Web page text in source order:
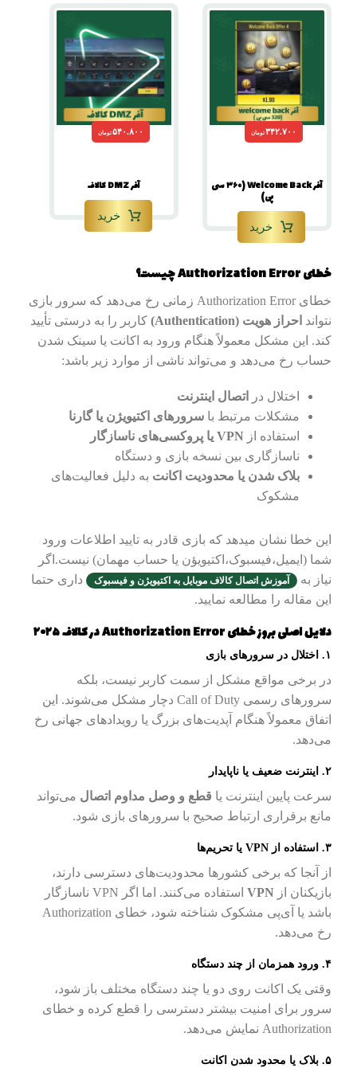
آفر Welcome Back (۳۶۰ سی
پی)
۳۴۲.۷۰۰تومان
خرید
آفر DMZ کالاف
۵۴۰.۸۰۰تومان
خرید
خطای Authorization Error چیست؟
خطای Authorization Error زمانی رخ می‌دهد که سرور بازی
نتواند احراز هویت (Authentication)
کاربر را به درستی تأیید
کند. این مشکل معمولاً هنگام ورود به اکانت یا سینک شدن
حساب رخ می‌دهد و می‌تواند ناشی از موارد زیر باشد:
اختلال در
اتصال اینترنت
مشکلات مرتبط باسرورهای اکتیویژن یا گارنا
استفاده ازVPN یا پروکسی‌های ناسازگار
ناسازگاری بین نسخه بازی و دستگاه
بلاک شدن یا محدودیت اکانت به دلیل فعالیت‌های
مشکوک
این خطا نشان میدهد که بازی قادر به تایید اطلاعات ورود
شما (ایمیل،فیسبوک،اکتیویؤن یا حساب مهمان) نیست.اگر
نیاز به
آموزش اتصال کالاف موبایل به اکتیویژن و فیسبوک
داری حتما
این مقاله را مطالعه نمایید.
دلایل اصلی بروز خطای Authorization Error در کالاف ۲۰۲۵
۱. اختلال در سرورهای بازی
در برخی مواقع مشکل از سمت کاربر نیست، بلکه
سرورهای رسمی Call of Duty دچار مشکل می‌شوند. این
اتفاق معمولاً هنگام آپدیت‌های بزرگ یا رویدادهای جهانی رخ
می‌دهد.
۲. اینترنت ضعیف یا ناپایدار
سرعت پایین اینترنت یا قطع و وصل مداوم اتصال می‌تواند
مانع برقراری ارتباط صحیح با سرورهای بازی شود.
۳. استفاده از VPN یا تحریم‌ها
از آنجا که برخی کشورها محدودیت‌های دسترسی دارند،
بازیکنان ازVPN
استفاده می‌کنند. اما اگر VPN ناسازگار
باشد یا آی‌پی مشکوک شناخته شود، خطای Authorization
رخ می‌دهد.
۴. ورود همزمان از چند دستگاه
وقتی یک اکانت روی دو یا چند دستگاه مختلف باز شود،
سرور برای امنیت بیشتر دسترسی را قطع کرده و خطای
Authorization نمایش می‌دهد.
۵. بلاک یا محدود شدن اکانت